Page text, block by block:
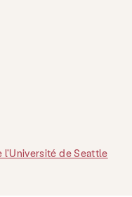
de Seattle